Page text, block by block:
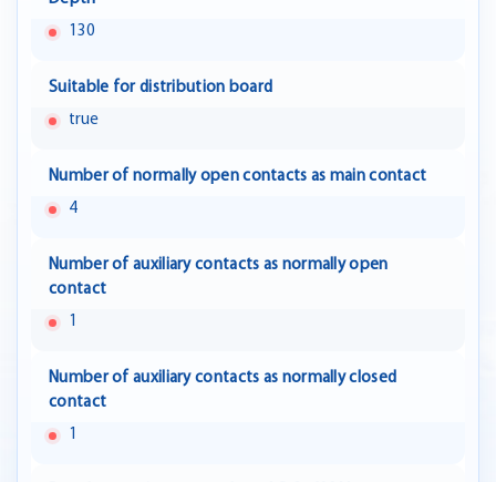
130
Suitable for distribution board
true
Number of normally open contacts as main contact
4
Number of auxiliary contacts as normally open
contact
1
Number of auxiliary contacts as normally closed
contact
1